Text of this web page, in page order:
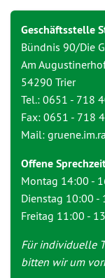
Geschäftsstelle
Bündnis 90/Die
Am
54290 Trier
Tel.: 0651 - 718
Fax: 0651 - 718
Mail:
Offene
Montag 14:00 -
Dienstag 10:00 -
Freitag 11:00 -
Für individuelle
bitten wir um